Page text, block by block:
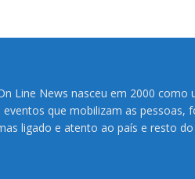
Line News nasceu em 2000 como
que mobilizam as pessoas,
ligado e atento ao país e resto